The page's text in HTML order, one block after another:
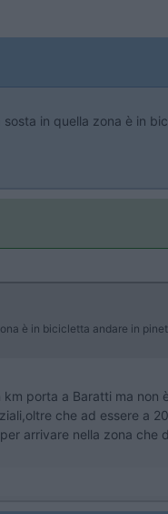
in quella zona è in
è in bicicletta andare in
porta a Baratti ma non
che ad essere a
arrivare nella zona che